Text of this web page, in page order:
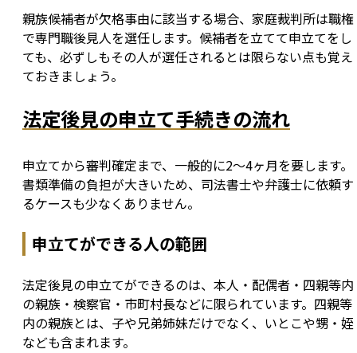
親族候補者が欠格事由に該当する場合、家庭裁判所は職権
で専門職後見人を選任します。候補者を立てて申立てをし
ても、必ずしもその人が選任されるとは限らない点も覚え
ておきましょう。
法定後見の申立て手続きの流れ
申立てから審判確定まで、一般的に2〜4ヶ月を要します。
書類準備の負担が大きいため、司法書士や弁護士に依頼す
るケースも少なくありません。
申立てができる人の範囲
法定後見の申立てができるのは、本人・配偶者・四親等内
の親族・検察官・市町村長などに限られています。四親等
内の親族とは、子や兄弟姉妹だけでなく、いとこや甥・姪
なども含まれます。